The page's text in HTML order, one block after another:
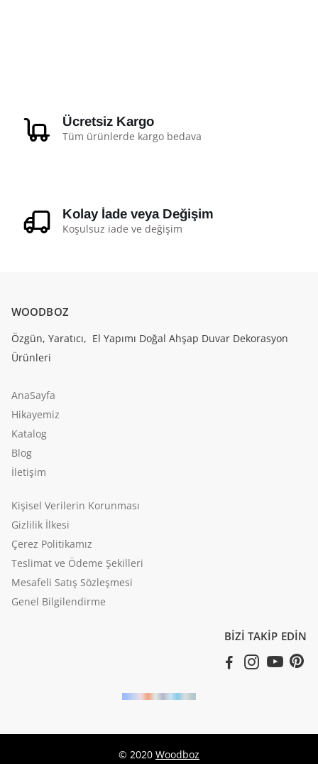
Ücretsiz Kargo
Tüm ürünlerde kargo bedava
Kolay İade veya Değişim
Koşulsuz iade ve değişim
WOODBOZ
Özgün, Yaratıcı, El Yapımı Doğal Ahşap Duvar Dekorasyon
Ürünleri
AnaSayfa
Hikayemiz
Katalog
Blog
İletişim
Kişisel Verilerin Korunması
Gizlilik İlkesi
Çerez Politikamız
Teslimat ve Ödeme Şekilleri
Mesafeli Satış Sözleşmesi
Genel Bilgilendirme
BİZİ TAKİP EDİN
© 2020 Woodboz